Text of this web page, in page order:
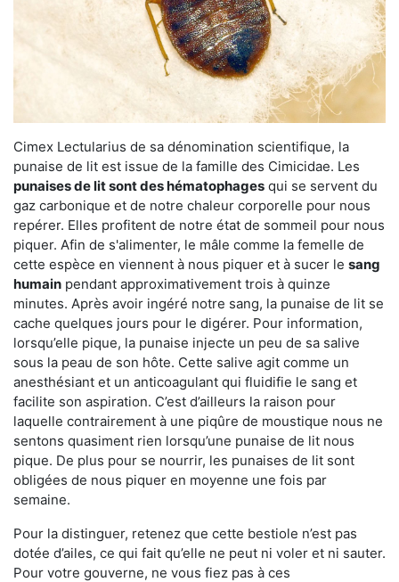
Cimex Lectularius de sa dénomination scientifique, la
punaise de lit est issue de la famille des Cimicidae. Les
punaises de lit sont des hématophages qui se servent du
gaz carbonique et de notre chaleur corporelle pour nous
repérer. Elles profitent de notre état de sommeil pour nous
piquer. Afin de s'alimenter, le mâle comme la femelle de
cette espèce en viennent à nous piquer et à sucer le sang
humain pendant approximativement trois à quinze
minutes. Après avoir ingéré notre sang, la punaise de lit se
cache quelques jours pour le digérer. Pour information,
lorsqu’elle pique, la punaise injecte un peu de sa salive
sous la peau de son hôte. Cette salive agit comme un
anesthésiant et un anticoagulant qui fluidifie le sang et
facilite son aspiration. C’est d’ailleurs la raison pour
laquelle contrairement à une piqûre de moustique nous ne
sentons quasiment rien lorsqu’une punaise de lit nous
pique. De plus pour se nourrir, les punaises de lit sont
obligées de nous piquer en moyenne une fois par
semaine.
Pour la distinguer, retenez que cette bestiole n’est pas
dotée d’ailes, ce qui fait qu’elle ne peut ni voler et ni sauter.
Pour votre gouverne, ne vous fiez pas à ces